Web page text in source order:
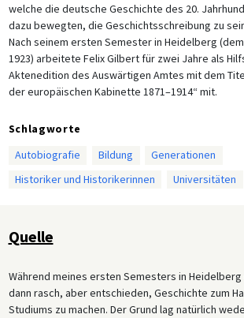
welche die deutsche Geschichte des 20.
dazu bewegten, die Geschichtsschreibung zu
Nach seinem ersten Semester in Heidelberg
1923) arbeitete Felix Gilbert für zwei Jahre als
Aktenedition des Auswärtigen Amtes mit dem
der europäischen Kabinette 1871–1914“ mit.
Schlagworte
Autobiografie
Bildung
Generationen
Historiker und Historikerinnen
Universitäten
Quelle
Während meines ersten Semesters in
dann rasch, aber entschieden, Geschichte zum
Studiums zu machen. Der Grund lag natürlich